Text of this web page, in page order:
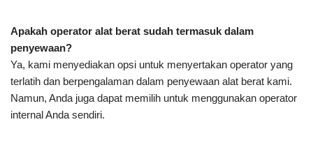
Apakah operator alat berat sudah termasuk dalam
penyewaan?
Ya, kami menyediakan opsi untuk menyertakan operator yang
terlatih dan berpengalaman dalam penyewaan alat berat kami.
Namun, Anda juga dapat memilih untuk menggunakan operator
internal Anda sendiri.